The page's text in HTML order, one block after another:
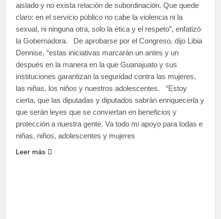
aislado y no exista relación de subordinación. Que quede
claro: en el servicio público no cabe la violencia ni la
sexual, ni ninguna otra, solo la ética y el respeto”, enfatizó
la Gobernadora. De aprobarse por el Congreso, dijo Libia
Dennise, “estas iniciativas marcarán un antes y un
después en la manera en la que Guanajuato y sus
instituciones garantizan la seguridad contra las mujeres,
las niñas, los niños y nuestros adolescentes. “Estoy
cierta, que las diputadas y diputados sabrán enriquecerla y
que serán leyes que se conviertan en beneficios y
protección a nuestra gente. Va todo mi apoyo para todas e
niñas, niños, adolescentes y mujeres
Leer más